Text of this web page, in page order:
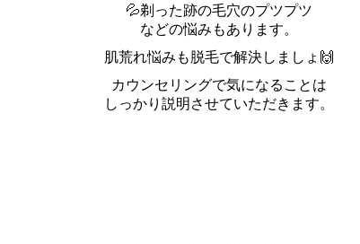
💦剃った跡の毛穴のプツプツ
などの悩みもあります。
肌荒れ悩みも脱毛で解決しましょ🙌
カウンセリングで気になることは
しっかり説明させていただきます。